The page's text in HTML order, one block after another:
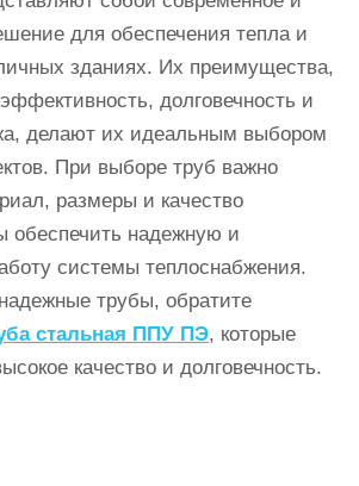
для обеспечения тепла и
зданиях. Их преимущества,
долговечность и
делают их идеальным выбором
При выборе труб важно
размеры и качество
обеспечить надежную и
системы теплоснабжения.
трубы, обратите
стальная ППУ ПЭ, которые
качество и долговечность.